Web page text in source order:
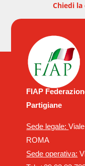
Chiedi la
FIAP
Partigiane
Sede legale:
ROMA
Sede operativa: